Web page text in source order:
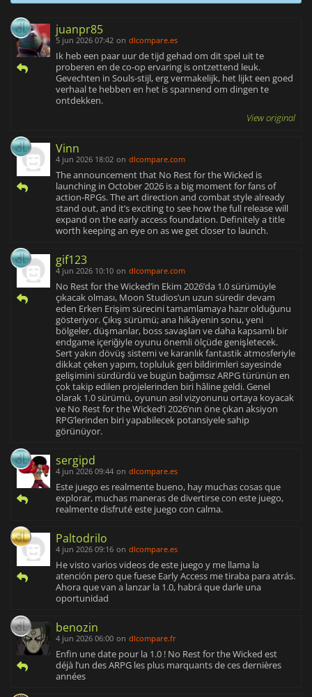
juanpr85
5 jun 2026 07:42 on dlcompare.es
Ik heb een paar uur de tijd gehad om dit spel uit te
proberen en de co-op ervaring is ontzettend leuk.
Gevechten in Souls-stijl, erg vermakelijk, het lijkt een goed
verhaal te hebben en het is spannend om dingen te
ontdekken.
View original
Vinn
4 jun 2026 18:02 on dlcompare.com
The announcement that No Rest for the Wicked is
launching in October 2026 is a big moment for fans of
action‑RPGs. The art direction and combat style already
stand out, and it’s exciting to see how the full release will
expand on the early access foundation. Definitely a title
worth keeping an eye on as we get closer to launch.
gif123
4 jun 2026 10:10 on dlcompare.com
No Rest for the Wicked’in Ekim 2026’da 1.0 sürümüyle
çıkacak olması, Moon Studios’un uzun süredir devam
eden Erken Erişim sürecini tamamlamaya hazır olduğunu
gösteriyor. Çıkış sürümü; ana hikâyenin sonu, yeni
bölgeler, düşmanlar, boss savaşları ve daha kapsamlı bir
endgame içeriğiyle oyunu önemli ölçüde genişletecek.
Sert yakın dövüş sistemi ve karanlık fantastik atmosferiyle
dikkat çeken yapım, topluluk geri bildirimleri sayesinde
gelişimini sürdürdü ve bugün bağımsız ARPG türünün en
çok takip edilen projelerinden biri hâline geldi. Genel
olarak 1.0 sürümü, oyunun asıl vizyonunu ortaya koyacak
ve No Rest for the Wicked’i 2026’nın öne çıkan aksiyon
RPG’lerinden biri yapabilecek potansiyele sahip
görünüyor.
sergipd
4 jun 2026 09:44 on dlcompare.es
Este juego es realmente bueno, hay muchas cosas que
explorar, muchas maneras de divertirse con este juego,
realmente disfruté este juego con calma.
Paltodrilo
4 jun 2026 09:16 on dlcompare.es
He visto varios videos de este juego y me llama la
atención pero que fuese Early Access me tiraba para atrás.
Ahora que van a lanzar la 1.0, habrá que darle una
oportunidad
benozin
4 jun 2026 06:00 on dlcompare.fr
Enfin une date pour la 1.0 ! No Rest for the Wicked est
déjà l’un des ARPG les plus marquants de ces dernières
années